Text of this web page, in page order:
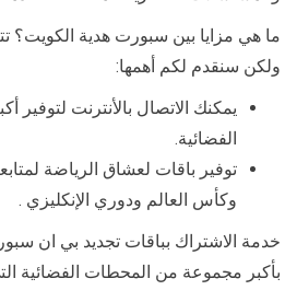
ما هي مزايا بين سبورت هدية الكويت؟
ولكن سنقدم لكم أهمها:
يمكنك الاتصال بالأنترنت لتوفير
الفضائية.
توفير باقات لعشاق الرياضة
وكأس العالم ودوري الإنكليزي .
خدمة الاشتراك بباقات تجديد بي ان
بأكبر مجموعة من المحطات الفضائية